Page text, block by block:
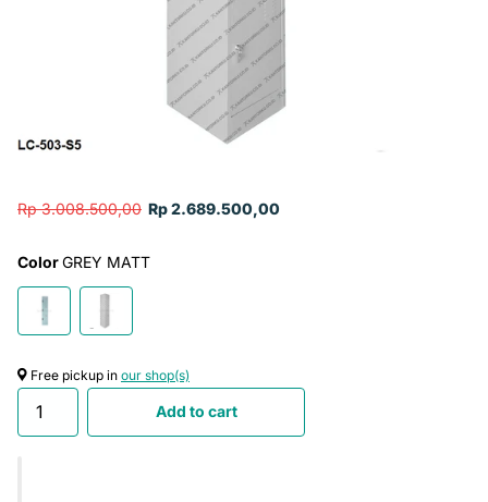
Rp 3.008.500,00 Rp 2.689.500,00
ColorGREY MATT
Free pickup in our shop(s)
Add to cart